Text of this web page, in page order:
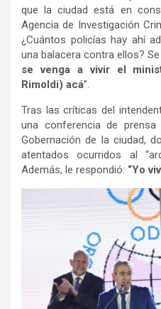
que la ciudad está en
Agencia de Investigación
¿Cuántos policías hay ahí
una balacera contra ellos?
se venga a vivir el
Rimoldi) acá”.
Tras las críticas del
una conferencia de
Gobernación de la ciudad,
atentados ocurridos al
Además, le respondió: “Yo